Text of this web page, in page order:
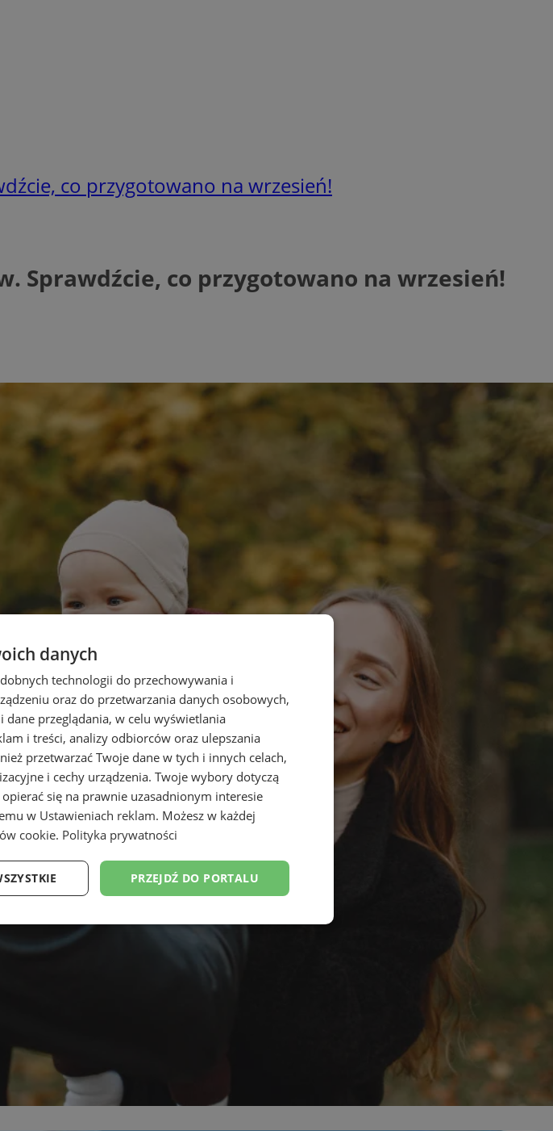
co przygotowano na wrzesień!
Sprawdźcie, co przygotowano na wrzesień!
danych
technologii do przechowywania i
oraz do przetwarzania danych osobowych,
przeglądania, w celu wyświetlania
i treści, analizy odbiorców oraz ulepszania
przetwarzać Twoje dane w tych i innych celach,
i cechy urządzenia. Twoje wybory dotyczą
się na prawnie uzasadnionym interesie
w Ustawieniach reklam. Możesz w każdej
cookie. Polityka prywatności
PRZEJDŹ DO PORTALU
Funkcjonalność Niesklasyfikowane
funkcji strony internetowej, takich jak logowanie użytkownika i
prawidłowo korzystać ze strony internetowej.
Okres